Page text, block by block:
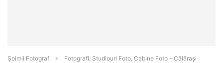
Șoimii Fotografi
Fotografi, Studiouri Foto, Cabine Foto - Călăraşi